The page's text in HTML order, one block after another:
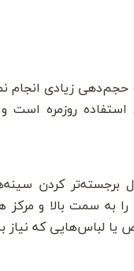
زیادی انجام
روزمره است و
برجسته‌تر کردن
به سمت بالا و
لباس‌هایی که نیاز